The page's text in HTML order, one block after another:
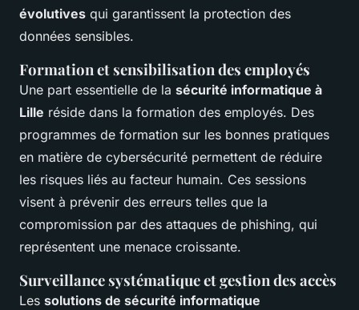
évolutives qui garantissent la protection des
données sensibles.
Formation et sensibilisation des employés
Une part essentielle de la sécurité informatique à
Lille réside dans la formation des employés. Des
programmes de formation sur les bonnes pratiques
en matière de cybersécurité permettent de réduire
les risques liés au facteur humain. Ces sessions
visent à prévenir des erreurs telles que la
compromission par des attaques de phishing, qui
représentent une menace croissante.
Surveillance systématique et gestion des accès
Les solutions de sécurité informatique